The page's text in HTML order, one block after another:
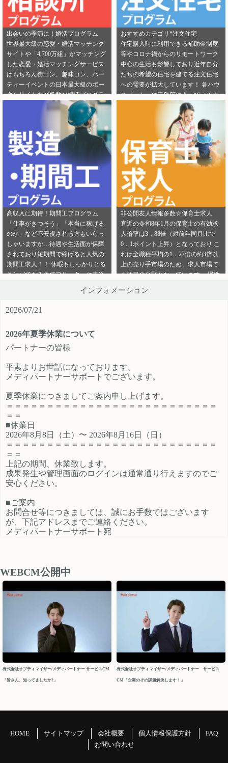
是非この機会に、新規でご登録いた
だくアフィリエイター様は 「お申込
みはこちら」からご登録時のプロフ
ィール欄に 「独占案件・独占条件の
お知らせ」を見たという旨をご入力
ください。 メディパートナーにご登
録いただいている アフィリエイター
様は「お問い合わせはこちら」から
ご連絡ください。
載のご検討をよろしくお願いしま
す！ ★ 新規でご登録いただくアフィ
リエイター様は 「お申込みはこち
ら」からご登録時のプロフィール欄
に 注目のカテゴリを見たという旨を
ご入力ください。 メディパートナー
にご登録いただいている アフィリエ
イター様は「お問い合わせはこち
ら」から ご連絡ください。
出会いの季節に！婚活プログラム
世界最大級の恋愛・婚活マッチング
サイトや「4,700万組」がマッチング
した恋愛・婚活マッチングサービス
はもちろん街コン、趣味コン、パー
ティーイベントの日本最大級のポー
タルサイトなど多数の婚活プログラ
ムを取り扱っております！ 新規でご
登録いただくアフィリエイター様は
「お申込みはこちら」からご登録時
のプロフィール欄に注目のカテゴリ
を見たという旨をご入力ください。
メディパートナーにご登録いただい
ているアフィリエイター様は「お問
い合わせはこちら」からご連絡くだ
さい。
おすすめカテゴリ*注文住宅
住宅購入時に利用できる補助金制度
等やコロナ禍からのリモートワーク
中心の生活も影響しており近年自分
たちの希望の住宅を建てる注文住宅
への需要が拡大しています！ 各ハウ
スメーカーや工務店によってフルオ
ーダー住宅・セミオーダー住宅など
様々な取扱いがありユーザーの好み
をくみ取って家づくりをサポ―トし
てくれます。 新規でご登録いただく
アフィリエイター様は「お申込みは
こちら」からご登録時のプロフィー
ル欄に注目のカテゴリを見たという
旨をご入力ください。 メディパート
ナーにご登録いただいているアフィ
リエイター様は「お問い合わせはこ
ちら」からご連絡ください。
高収入に期待！期間工プログラム
「仕事がきつそう」「本当に稼げる
のか」など不安視される方もいらっ
しゃいますが…待遇や生活面が保障
されており短期間で稼げると人気の
期間工求人！！ 休暇もしっかりとる
ことができるのでフリーターや未経
新規でご登録いただくアフィリエイ
ださい。 メディパートナーにご登録
いただいているアフィリエイター様
連絡ください。
非公開友人情報多数☆保育士求人
直近の令和8年1月の保育士の有効求
人倍率は3．88倍（対前年同月比で
0．1ポイント上昇）となっており こ
れは全職種平均の1．27倍の約3倍以
上の売り手市場のため、求人市場で
も注目の分野となっています。 慢性
採用というスタイルの保育園も増え
ール欄に注目のカテゴリを見たとい
う旨をご入力ください。 メディパー
ィリエイター様は「お問い合わせは
こちら」からご連絡ください。
インフォメーション
2026/07/21
2026年夏季休業について
パートナーの皆様
平素よりお世話になっております。
メディパートナーサポートでございます。
夏季休業につきましてご案内申し上げます。
＝＝＝＝＝＝＝＝＝＝＝＝＝＝＝＝＝＝＝＝＝＝＝＝＝＝
＝＝
■休業日
2026年8月8日（土）〜 2026年8月16日（日）
＝＝＝＝＝＝＝＝＝＝＝＝＝＝＝＝＝＝＝＝＝＝＝＝＝＝
＝＝
上記の期間、休業致します。
成果発生や管理画面のログインは通常通り行えますのでご
安心ください。
■ご案内
お問合せ等につきましては、誠にお手数ではございます
が、下記アドレスまでご連絡ください。
メディパートナーサポート宛
後、順次確認し対応させていただきます。
以上、ご迷惑をお掛け致しますが、どうぞよろしくお願い
申し上げます。
今後ともメディパートナーを何卒よろしくお願いいたしま
メディパートナーサポート
2026/04/10
ートでございます。
GW休業につきましてご案内申し上げます。
WEBCM公開中
株式会社オプティマイザー/メディパートナー サービスCM
「皆さん、知ってましたか?」
株式会社オプティマイザー/メディパートナー サービス
CM「企業のその課題解決します！」
HOME サイトマップ 会社概要 個人情報保護方針
FAQ
お問い合わせ